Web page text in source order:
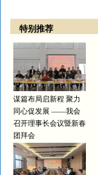
特别推荐
谋篇布局启新程 聚力
同心促发展 ——我会
召开理事长会议暨新春
团拜会